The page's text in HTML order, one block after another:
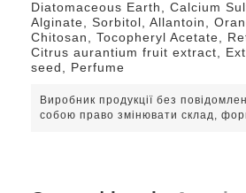
Diatomaceous Earth, Calcium
Alginate, Sorbitol, Allantoin,
Chitosan, Tocopheryl Acetate,
Citrus aurantium fruit extract,
seed, Perfume
Виробник продукції без
собою право змінювати склад,